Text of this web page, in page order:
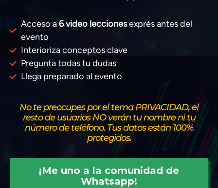
Acceso a6 video leccionesexprés antes del
evento
Interioriza conceptos clave
Pregunta todas tu dudas
Llega preparado al evento
No te preocupes por el tema PRIVACIDAD, el
resto de usuarios NO verán tu nombre ni tu
número de teléfono. Tus datos están 100%
protegidos.
¡Me uno a la comunidad de
Whatsapp!